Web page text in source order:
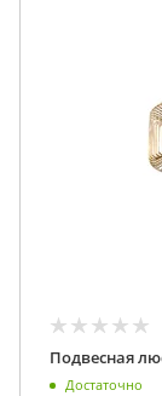
Достаточно